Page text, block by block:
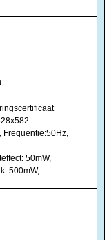
Frequentie:50Hz,
50mW,
500mW,